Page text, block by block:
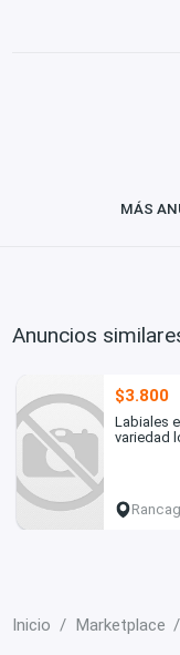
MÁS
Anuncios
$3.800
Labiales
variedad
Inicio Marketplace